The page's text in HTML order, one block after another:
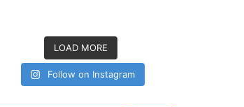
LOAD MORE
Follow on Instagram